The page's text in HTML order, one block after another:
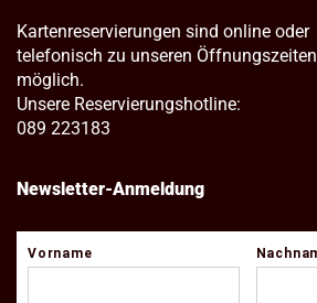
Kartenreservierungen sind online oder
telefonisch zu unseren Öffnungszeiten
möglich.
Unsere Reservierungshotline:
089 223183
Newsletter-Anmeldung